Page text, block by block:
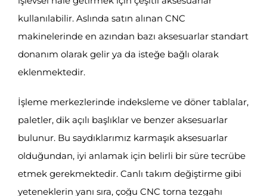
kullanılabilir. Aslında satın alınan CNC
makinelerinde en azından bazı aksesuarlar standart
donanım olarak gelir ya da isteğe bağlı olarak
eklenmektedir.
İşleme merkezlerinde indeksleme ve döner tablalar,
paletler, dik açılı başlıklar ve benzer aksesuarlar
bulunur. Bu saydıklarımız karmaşık aksesuarlar
olduğundan, iyi anlamak için belirli bir süre tecrübe
etmek gerekmektedir. Canlı takım değiştirme gibi
yeteneklerin yanı sıra, çoğu CNC torna tezgahı